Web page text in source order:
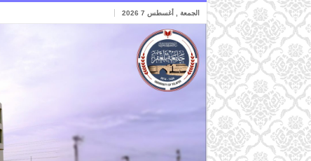
الجمعة , أغسطس 7 2026